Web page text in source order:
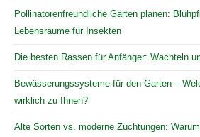
Pollinatorenfreundliche Gärten planen:
Lebensräume für Insekten
Die besten Rassen für Anfänger: Wachteln
Bewässerungssysteme für den Garten –
wirklich zu Ihnen?
Alte Sorten vs. moderne Züchtungen: